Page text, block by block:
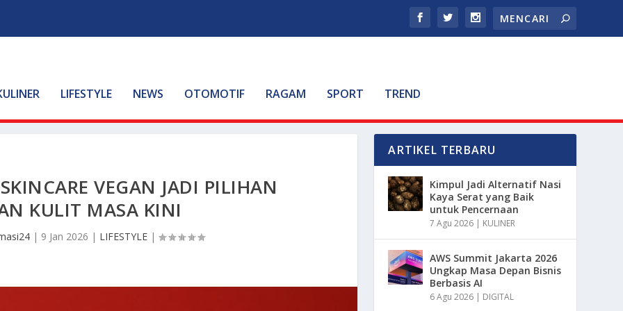
LIFESTYLE NEWS OTOMOTIF RAGAM SPORT TREND
VEGAN JADI PILIHAN
KULIT MASA KINI
| 9 Jan 2026 | LIFESTYLE|
ARTIKEL TERBARU
Kimpul Jadi Alternatif Nasi
Kaya Serat yang Baik
untuk Pencernaan
7 Agu 2026 | KULINER
AWS Summit Jakarta 2026
Ungkap Masa Depan Bisnis
Berbasis AI
6 Agu 2026 | DIGITAL